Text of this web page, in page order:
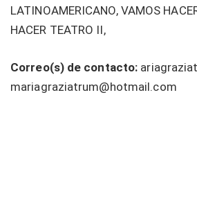
LATINOAMERICANO, VAMOS
HACER TEATRO II,
Correo(s) de contacto:
mariagraziatrum@hotmail.com